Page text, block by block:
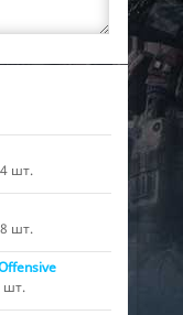
шт.
шт.
шт.